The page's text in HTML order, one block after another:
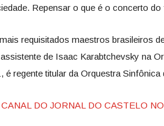
Repensar o que é o concerto do
requisitados maestros brasileiros
de Isaac Karabtchevsky na
é regente titular da Orquestra Sinfônica
DO JORNAL DO CASTELO